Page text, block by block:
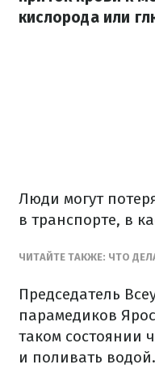
кислорода или
Люди могут
в транспорте, в
ЧИТАЙТЕ ТАКЖЕ: ЧТО
Председатель
парамедиков
таком состоянии
и поливать водой.